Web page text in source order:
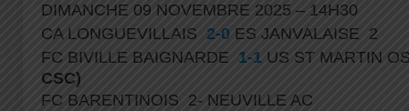
DIMANCHE 09 NOVEMBRE 2025 – 14H30
CA LONGUEVILLAIS 2-0 ES JANVALAISE 2
FC BIVILLE BAIGNARDE 1-1 US ST MARTIN
CSC)
FC BARENTINOIS 2- NEUVILLE AC